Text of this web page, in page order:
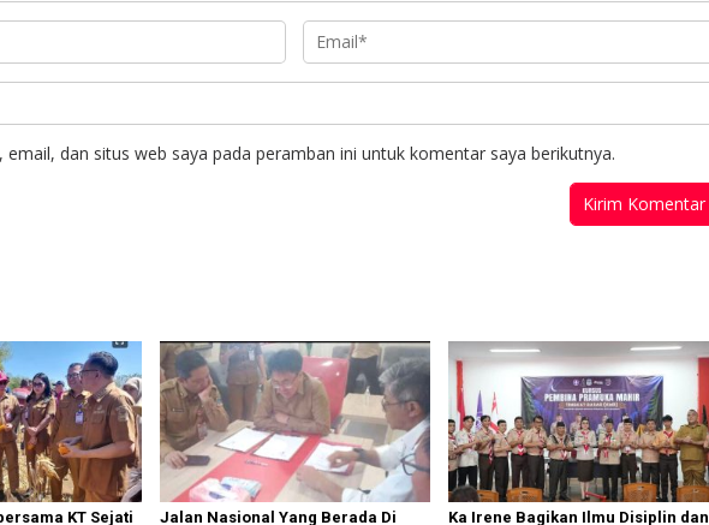
email, dan situs web saya pada peramban ini untuk komentar saya berikutnya.
KT Sejati Jalan Nasional Yang Berada Di Ka Irene Bagikan Ilmu Disiplin dan